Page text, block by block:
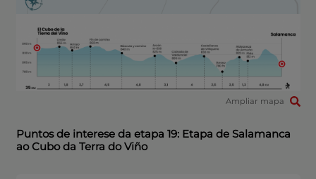
Ampliar mapa
Puntos de interese da etapa 19: Etapa de Salamanca
ao Cubo da Terra do Viño